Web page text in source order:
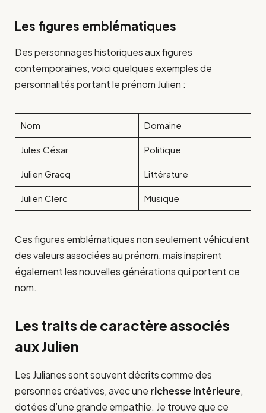
Les figures emblématiques
Des personnages historiques aux figures
contemporaines, voici quelques exemples de
personnalités portant le prénom Julien :
Nom Domaine
Jules César Politique
Julien Gracq Littérature
Julien Clerc Musique
Ces figures emblématiques non seulement véhiculent
des valeurs associées au prénom, mais inspirent
également les nouvelles générations qui portent ce
nom.
Les traits de caractère associés
aux Julien
Les Julianes sont souvent décrits comme des
personnes créatives, avec une richesse intérieure,
dotées d’une grande empathie. Je trouve que ce